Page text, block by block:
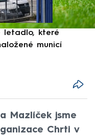
letadlo, které
municí
Mazlíček jsme
Chrti v